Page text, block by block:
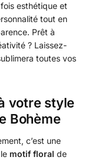
esthétique et
tout en
Prêt à
? Laissez-
toutes vos
votre style
Bohème
c’est une
motif floral de